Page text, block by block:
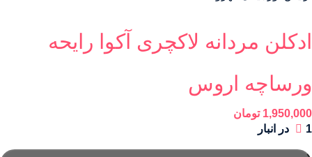
ادکلن مردانه لاکچری آکوا رایحه
ورساچه اروس
1,950,000 تومان
1 در انبار